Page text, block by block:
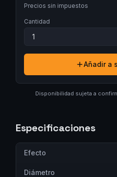
Precios sin impuestos
Cantidad
Añadir a
Disponibilidad sujeta a
Especificaciones
Efecto
Diámetro